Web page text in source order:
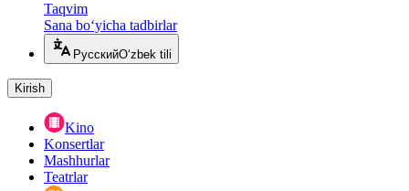
Taqvim
Sana bo‘yicha tadbirlar
РусскийO‘zbek tili
Kirish
Kino
Konsertlar
Mashhurlar
Teatrlar